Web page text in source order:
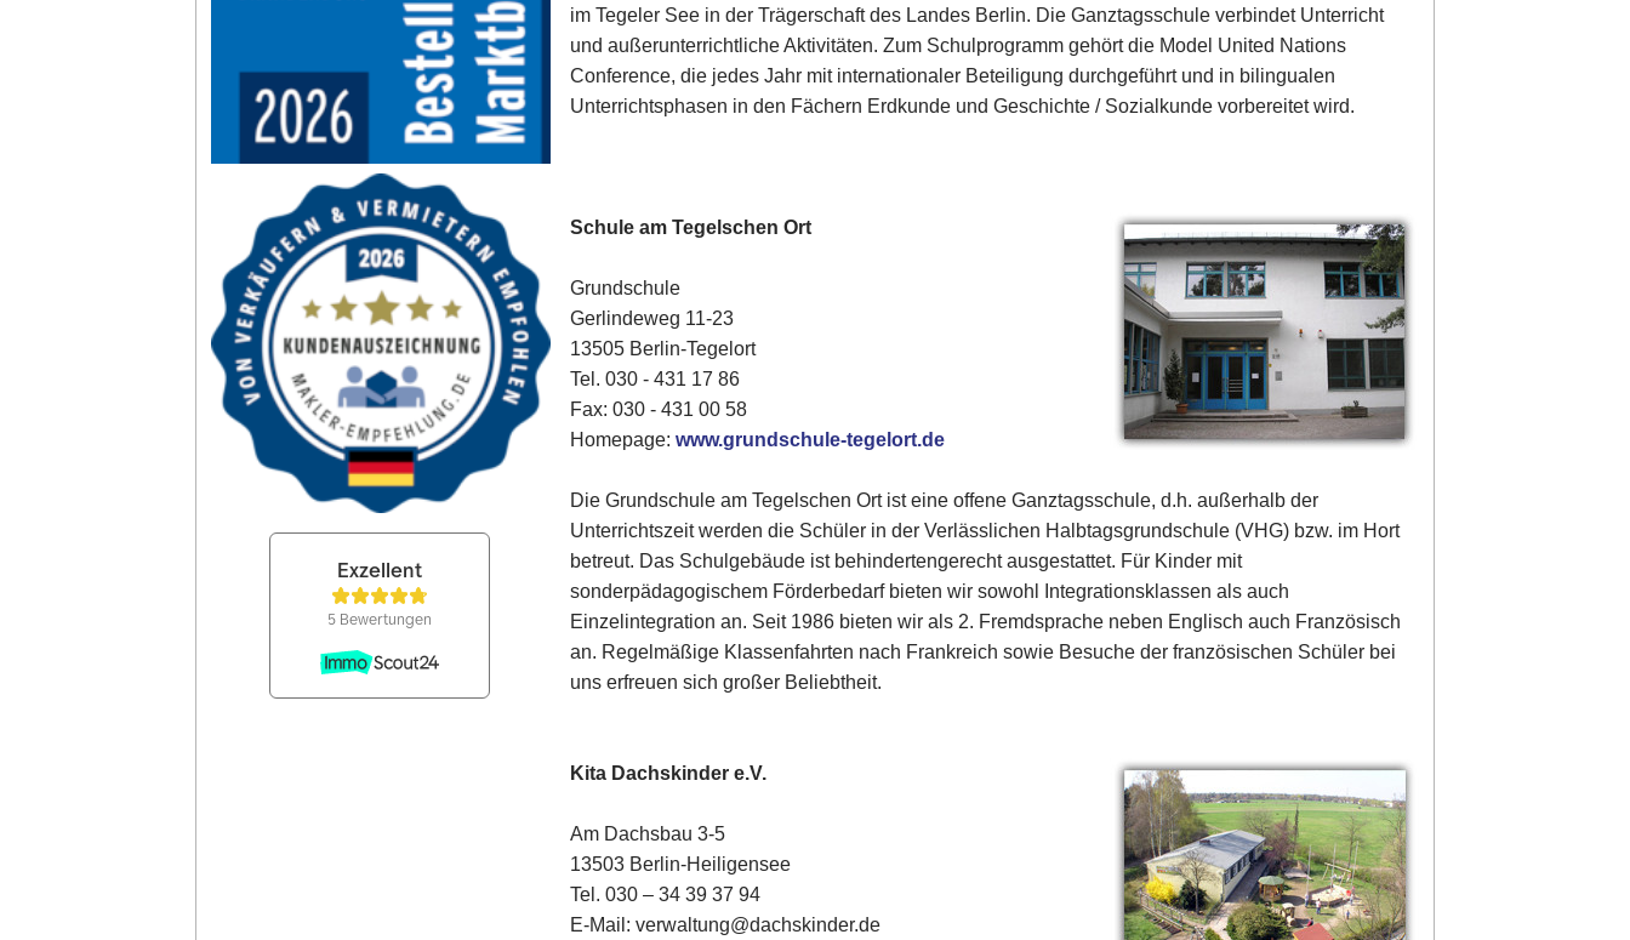
im Tegeler See in der Trägerschaft des Landes Berlin. Die Ganztagsschule verbindet Unterricht
und außerunterrichtliche Aktivitäten. Zum Schulprogramm gehört die Model United Nations
Conference, die jedes Jahr mit internationaler Beteiligung durchgeführt und in bilingualen
Unterrichtsphasen in den Fächern Erdkunde und Geschichte / Sozialkunde vorbereitet wird.
Schule am Tegelschen Ort
Grundschule
Gerlindeweg 11-23
13505 Berlin-Tegelort
Tel. 030 - 431 17 86‎
Fax: 030 - 431 00 58‎
Homepage:www.grundschule-tegelort.de
Die Grundschule am Tegelschen Ort ist eine offene Ganztagsschule, d.h. außerhalb der
Unterrichtszeit werden die Schüler in der Verlässlichen Halbtagsgrundschule (VHG) bzw. im Hort
betreut. Das Schulgebäude ist behindertengerecht ausgestattet. Für Kinder mit
sonderpädagogischem Förderbedarf bieten wir sowohl Integrationsklassen als auch
Einzelintegration an. Seit 1986 bieten wir als 2. Fremdsprache neben Englisch auch Französisch
an. Regelmäßige Klassenfahrten nach Frankreich sowie Besuche der französischen Schüler bei
uns erfreuen sich großer Beliebtheit.
Kita Dachskinder e.V.
Am Dachsbau 3-5
13503 Berlin-Heiligensee
Tel. 030 – 34 39 37 94
E-Mail: verwaltung@dachskinder.de